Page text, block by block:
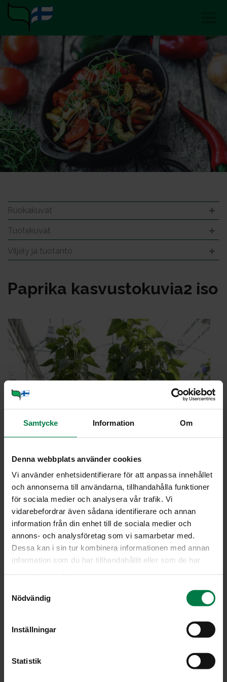
Samtycke Information Om
Denna webbplats använder cookies
Vi använder enhetsidentifierare för att anpassa innehållet
och annonserna till användarna, tillhandahålla funktioner
för sociala medier och analysera vår trafik. Vi
vidarebefordrar även sådana identifierare och annan
information från din enhet till de sociala medier och
annons- och analysföretag som vi samarbetar med.
Dessa kan i sin tur kombinera informationen med annan
information som du har tillhandahållit eller som de har
Nödvändig
Inställningar
Statistik
Ruokakuvat
Tuotekuvat
Viljely ja tuotanto
Pap­ri­ka kas­vus­to­ku­via2 iso